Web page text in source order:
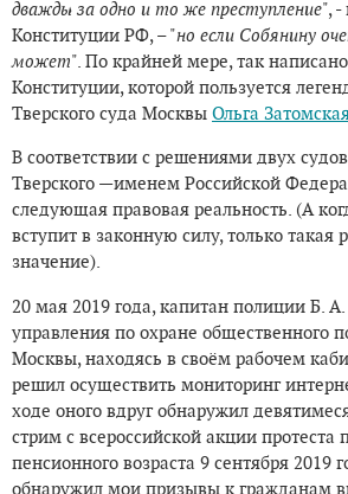
дважды за одно и то же преступление", -
Конституции РФ, – "но если Собянину
может". По крайней мере, так
Конституции, которой пользуется
Тверского суда Москвы Ольга
В соответствии с решениями двух
Тверского —именем Российской
следующая правовая реальность. (А
вступит в законную силу, только такая
значение).
20 мая 2019 года, капитан полиции Б.
управления по охране общественного
Москвы, находясь в своём рабочем
решил осуществить мониторинг
ходе оного вдруг обнаружил
стрим с всероссийской акции
пенсионного возраста 9 сентября 2019
обнаружил мои призывы к гражданам